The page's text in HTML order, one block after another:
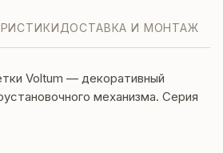
ДОСТАВКА И МОНТАЖ
Voltum — декоративный
механизма. Серия